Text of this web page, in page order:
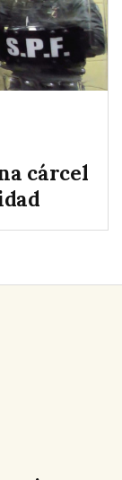
cárcel